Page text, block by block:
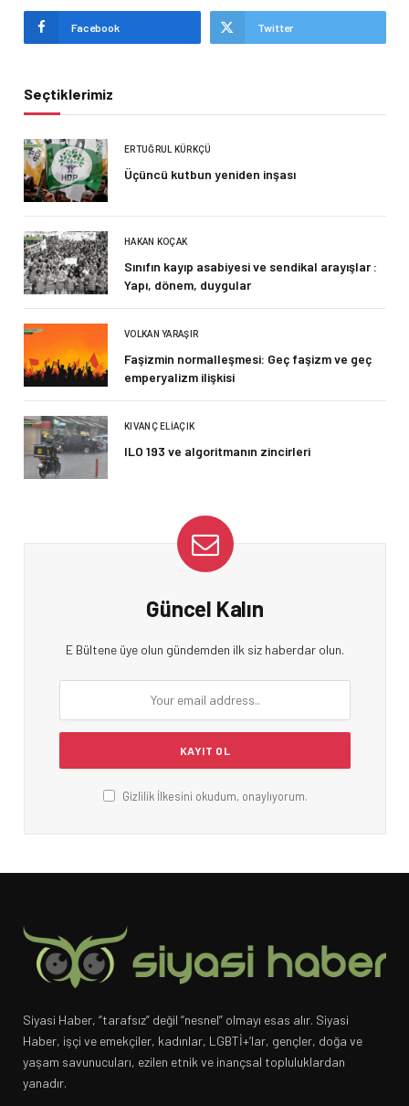
Facebook Twitter
Seçtiklerimiz
ERTUĞRUL KÜRKÇÜ
Üçüncü kutbun yeniden inşası
HAKAN KOÇAK
Sınıfın kayıp asabiyesi ve sendikal arayışlar :
Yapı, dönem, duygular
VOLKAN YARAŞIR
Faşizmin normalleşmesi: Geç faşizm ve geç
emperyalizm ilişkisi
KIVANÇ ELIAÇIK
ILO 193 ve algoritmanın zincirleri
Güncel Kalın
E Bültene üye olun gündemden ilk siz haberdar olun.
Gizlilik İlkesini okudum, onaylıyorum.
Siyasi Haber, “tarafsız” değil “nesnel” olmayı esas alır. Siyasi
Haber, işçi ve emekçiler, kadınlar, LGBTİ+’lar, gençler, doğa ve
yaşam savunucuları, ezilen etnik ve inançsal topluluklardan
yanadır.